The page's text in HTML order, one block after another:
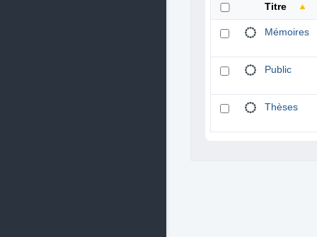
Titre
Mémoires
Public
Thèses